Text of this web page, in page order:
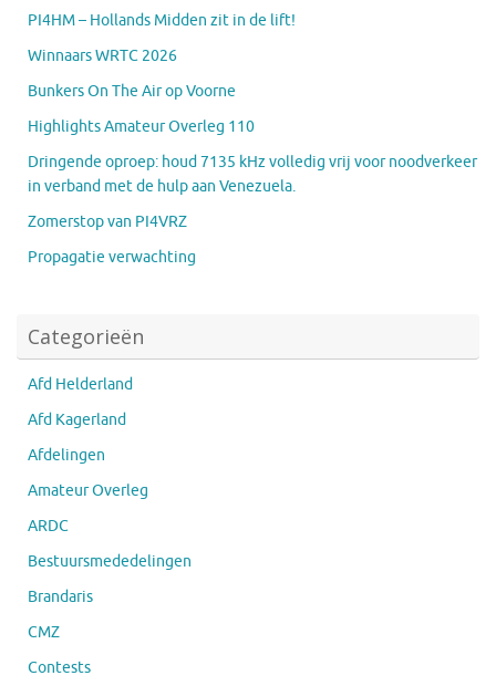
PI4HM – Hollands Midden zit in de lift!
Winnaars WRTC 2026
Bunkers On The Air op Voorne
Highlights Amateur Overleg 110
Dringende oproep: houd 7135 kHz volledig vrij voor noodverkeer
in verband met de hulp aan Venezuela.
Zomerstop van PI4VRZ
Propagatie verwachting
Categorieën
Afd Helderland
Afd Kagerland
Afdelingen
Amateur Overleg
ARDC
Bestuursmededelingen
Brandaris
CMZ
Contests